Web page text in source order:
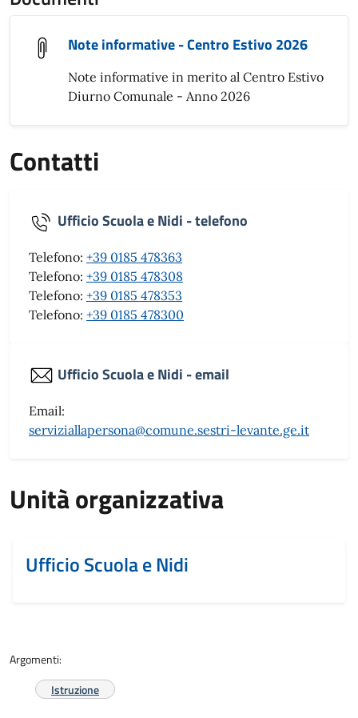
Note informative - Centro Estivo 2026
Note informative in merito al Centro Estivo
Diurno Comunale - Anno 2026
Contatti
Ufficio Scuola e Nidi - telefono
Telefono: +39 0185 478363
Telefono: +39 0185 478308
Telefono: +39 0185 478353
Telefono: +39 0185 478300
Ufficio Scuola e Nidi - email
Email:
serviziallapersona@comune.sestri-levante.ge.it
Unità organizzativa
Ufficio Scuola e Nidi
Argomenti:
Istruzione